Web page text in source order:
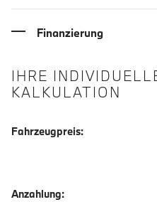
Finanzierung
IHRE
KALKULATION
Fahrzeugpreis:
Anzahlung: